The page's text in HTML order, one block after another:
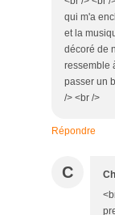
qui m'a
et la
décoré de
ressemble
passer un
/> <br />
Répondre
C